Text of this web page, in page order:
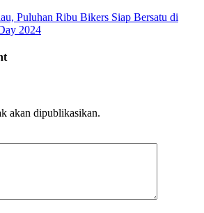
Puluhan Ribu Bikers Siap Bersatu di
2024
akan dipublikasikan.